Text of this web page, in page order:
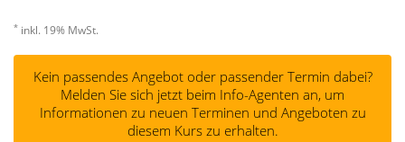
* inkl. 19% MwSt.
Kein passendes Angebot oder passender Termin dabei?
Melden Sie sich jetzt beim Info-Agenten an, um
Informationen zu neuen Terminen und Angeboten zu
diesem Kurs zu erhalten.